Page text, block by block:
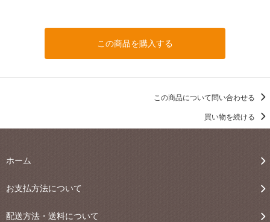
この商品を購入する
この商品について問い合わせる
買い物を続ける
ホーム
お支払方法について
配送方法・送料について